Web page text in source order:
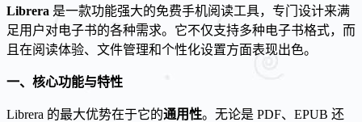
Librera 是一款功能强大的免费手机阅读工具，专门设计来满
足用户对电子书的各种需求。它不仅支持多种电子书格式，而
且在阅读体验、文件管理和个性化设置方面表现出色。
一、核心功能与特性
Librera 的最大优势在于它的通用性。无论是 PDF、EPUB 还